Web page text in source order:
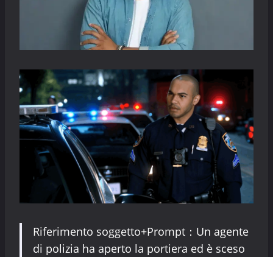
Riferimento soggetto+Prompt：Un agente
di polizia ha aperto la portiera ed è sceso